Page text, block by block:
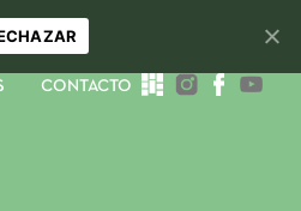
CONTACTO